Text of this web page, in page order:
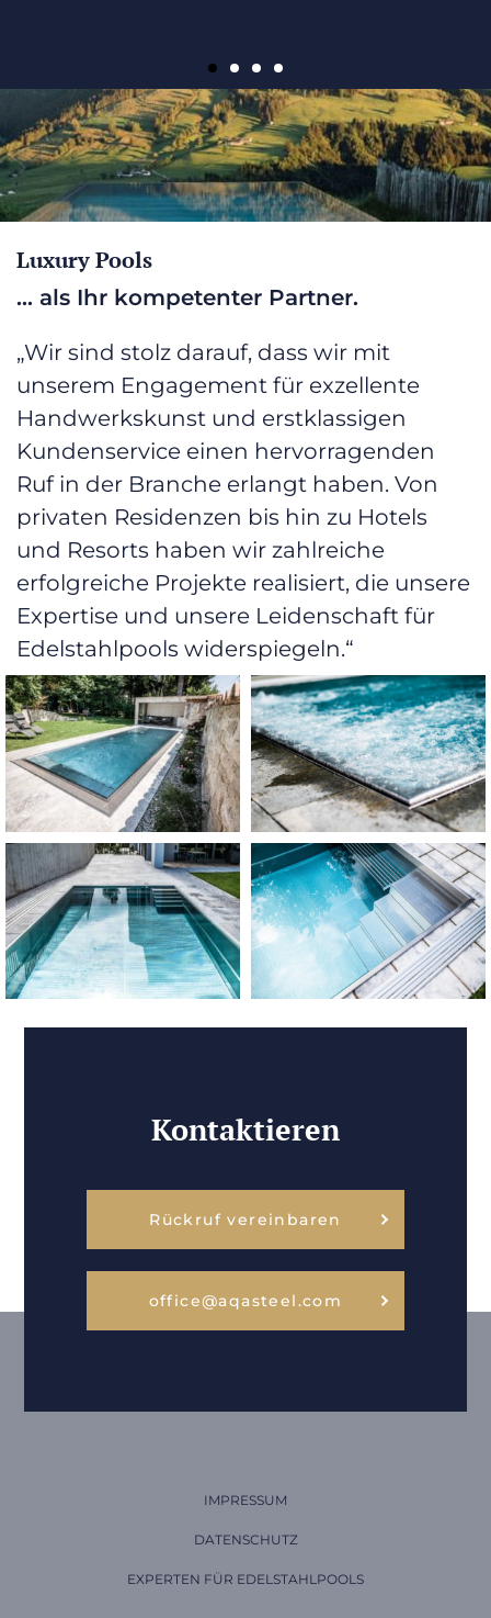
Was wir bieten
Unser umfangreiches
Leistungsangebot umfasst sowohl
vorgefertigte Edelstahlbecken in
als auch maßgeschneiderte Pools
für Neubauten und Sanierungen. Ob
Sie einen Dachterrassenpool, einen
planen, wir stehen Ihnen mit
unserer Fachkompetenz und
Erfahrung zur Seite.
Luxury Pools
... als Ihr kompetenter Partner.
„Wir sind stolz darauf, dass wir mit
unserem Engagement für exzellente
Handwerkskunst und erstklassigen
Kundenservice einen hervorragenden
Ruf in der Branche erlangt haben. Von
privaten Residenzen bis hin zu Hotels
und Resorts haben wir zahlreiche
erfolgreiche Projekte realisiert, die unsere
Expertise und unsere Leidenschaft für
Edelstahlpools widerspiegeln.“
Kontaktieren
Rückruf vereinbaren
office@aqasteel.com
IMPRESSUM
DATENSCHUTZ
EXPERTEN FÜR EDELSTAHLPOOLS